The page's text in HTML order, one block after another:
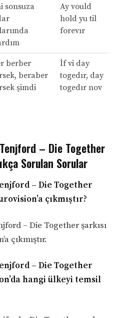
sonsuza
Ay vould
hold yu til
forevır
berber
beraber
şimdi
İf vi day
togedır, day
togedır nov
– Die Together
Sorulan Sorular
– Die Together
çıkmıştır?
– Die Together şarkısı
çıkmıştır.
– Die Together
hangi ülkeyi temsil